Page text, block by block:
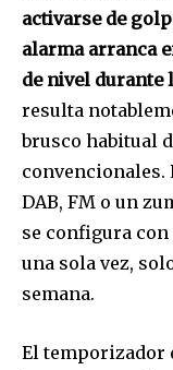
activarse de
alarma arranca
de nivel durante
resulta
brusco habitual
convencionales.
DAB, FM o un
se configura
una sola vez,
semana.
El temporizador